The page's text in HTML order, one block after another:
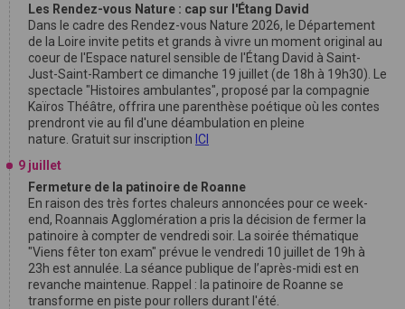
Les Rendez-vous Nature : cap sur l'Étang David
Dans le cadre des Rendez-vous Nature 2026, le Département
de la Loire invite petits et grands à vivre un moment original au
coeur de l'Espace naturel sensible de l'Étang David à Saint-
Just-Saint-Rambert ce dimanche 19 juillet (de 18h à 19h30). Le
spectacle "Histoires ambulantes", proposé par la compagnie
Kaïros Théâtre, offrira une parenthèse poétique où les contes
prendront vie au fil d'une déambulation en pleine
nature. Gratuit sur inscription ICI
9 juillet
Fermeture de la patinoire de Roanne
En raison des très fortes chaleurs annoncées pour ce week-
end, Roannais Agglomération a pris la décision de fermer la
patinoire à compter de vendredi soir. La soirée thématique
"Viens fêter ton exam" prévue le vendredi 10 juillet de 19h à
23h est annulée. La séance publique de l’après-midi est en
revanche maintenue. Rappel : la patinoire de Roanne se
transforme en piste pour rollers durant l'été.